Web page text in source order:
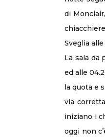
di
Sveglia
La sala da
ed alle
la quota e
via
iniziano i
oggi non